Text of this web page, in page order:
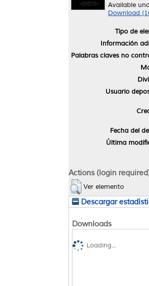
Available
Download
Tipo de
Información
Palabras claves no
Usuario
Fecha del
Última
Actions (login
Ver elemento
Descargar
Downloads
Loading...